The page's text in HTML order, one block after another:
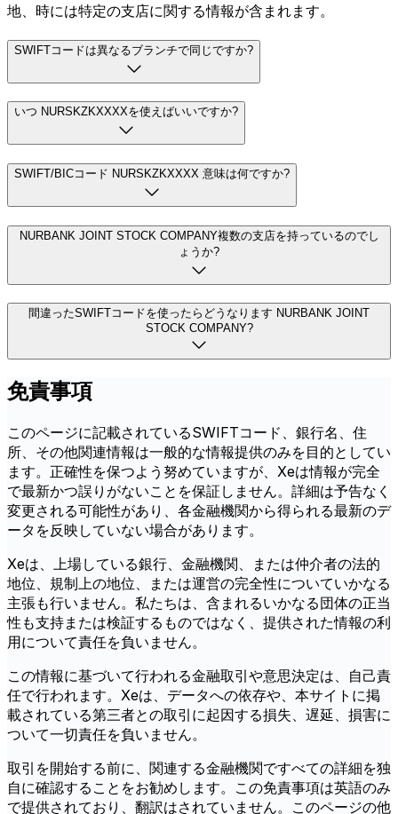
地、時には特定の支店に関する情報が含まれます。
SWIFTコードは異なるブランチで同じですか?
いつ NURSKZKXXXXを使えばいいですか?
SWIFT/BICコード NURSKZKXXXX 意味は何ですか?
NURBANK JOINT STOCK COMPANY複数の支店を持っているのでし
ょうか?
間違ったSWIFTコードを使ったらどうなります NURBANK JOINT
STOCK COMPANY?
免責事項
このページに記載されているSWIFTコード、銀行名、住
所、その他関連情報は一般的な情報提供のみを目的としてい
ます。正確性を保つよう努めていますが、Xeは情報が完全
で最新かつ誤りがないことを保証しません。詳細は予告なく
変更される可能性があり、各金融機関から得られる最新のデ
ータを反映していない場合があります。
Xeは、上場している銀行、金融機関、または仲介者の法的
地位、規制上の地位、または運営の完全性についていかなる
主張も行いません。私たちは、含まれるいかなる団体の正当
性も支持または検証するものではなく、提供された情報の利
用について責任を負いません。
この情報に基づいて行われる金融取引や意思決定は、自己責
任で行われます。Xeは、データへの依存や、本サイトに掲
載されている第三者との取引に起因する損失、遅延、損害に
ついて一切責任を負いません。
取引を開始する前に、関連する金融機関ですべての詳細を独
自に確認することをお勧めします。この免責事項は英語のみ
で提供されており、翻訳はされていません。このページの他